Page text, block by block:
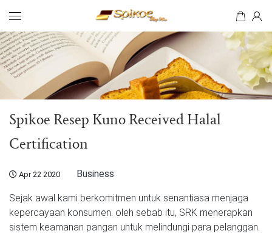
Spikoe Resep Kuno Received Halal
Certification
Apr 22 2020 Business
Sejak awal kami berkomitmen untuk senantiasa menjaga
kepercayaan konsumen. oleh sebab itu, SRK menerapkan
sistem keamanan pangan untuk melindungi para pelanggan.
Search